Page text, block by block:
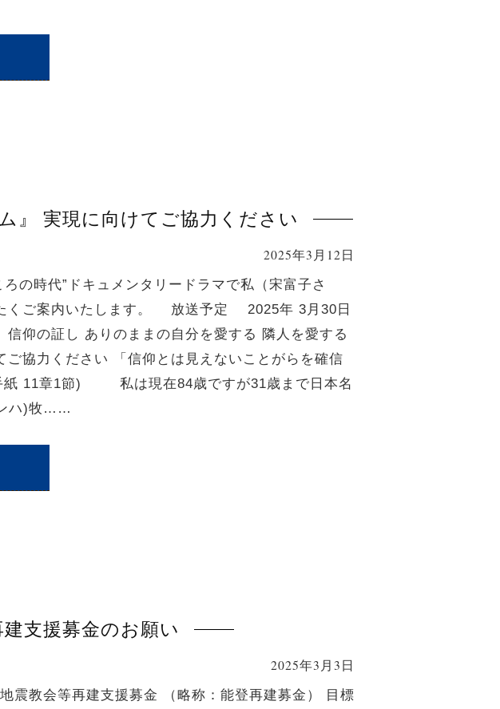
』 実現に向けてご協力ください
2025年3月12日
の時代”ドキュメンタリードラマで私（宋富子さ
くご案内いたします。 放送予定 2025年 3月30日
の証し ありのままの自分を愛する 隣人を愛する
協力ください 「信仰とは見えないことがらを確信
紙 11章1節) 私は現在84歳ですが31歳まで日本名
ンハ)牧……
支援募金のお願い
2025年3月3日
震教会等再建支援募金 （略称：能登再建募金） 目標